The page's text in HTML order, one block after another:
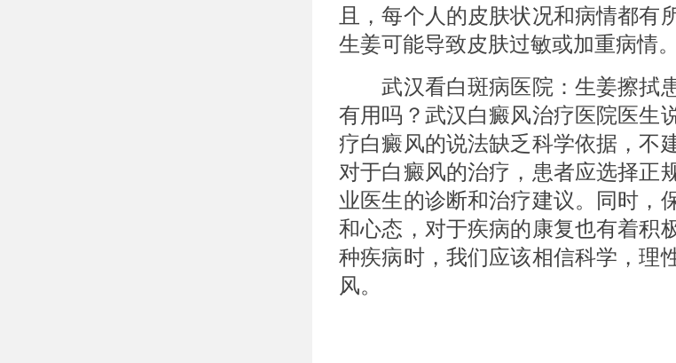
且，每个人的皮肤状况和病情都有
生姜可能导致皮肤过敏或加重病情。
武汉看白斑病医院：生姜擦拭
有用吗？武汉白癜风治疗医院医生
疗白癜风的说法缺乏科学依据，不
对于白癜风的治疗，患者应选择正
业医生的诊断和治疗建议。同时，
和心态，对于疾病的康复也有着积
种疾病时，我们应该相信科学，理
风。